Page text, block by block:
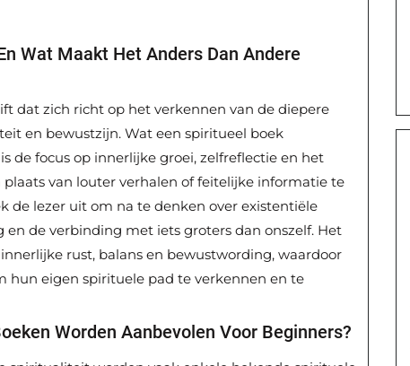
Wat Maakt Het Anders Dan Andere
dat zich richt op het verkennen van de diepere
en bewustzijn. Wat een spiritueel boek
de focus op innerlijke groei, zelfreflectie en het
van louter verhalen of feitelijke informatie te
de lezer uit om na te denken over existentiële
de verbinding met iets groters dan onszelf. Het
rust, balans en bewustwording, waardoor
hun eigen spirituele pad te verkennen en te
Worden Aanbevolen Voor Beginners?